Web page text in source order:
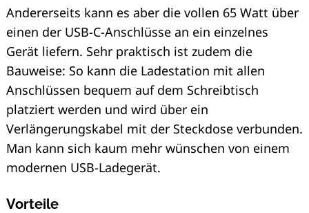
Andererseits kann es aber die vollen 65 Watt über
einen der USB-C-Anschlüsse an ein einzelnes
Gerät liefern. Sehr praktisch ist zudem die
Bauweise: So kann die Ladestation mit allen
Anschlüssen bequem auf dem Schreibtisch
platziert werden und wird über ein
Verlängerungskabel mit der Steckdose verbunden.
Man kann sich kaum mehr wünschen von einem
modernen USB-Ladegerät.
Vorteile